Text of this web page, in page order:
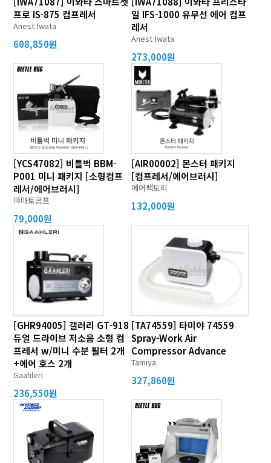
프로 IS-875 컴프레서
Anest Iwata
608,850원
일 IFS-1000 유무선 에어 컴프
레서
Anest Iwata
273,000원
[YCS47082] 비틀벅 BBM-
P001 미니 패키지 [소형컴프
레서/에어브러시]
야마토콤프
79,000원
[AIR00002] 몬스터 패키지
[컴프레서/에어브러시]
에어팩토리
132,000원
[GHR94005] 갤러리 GT-918
듀얼 드라이브 저소음 소형 컴
프레서 w/미니 수분 필터 2개
+에어 호스 2개
Gaahleri
236,550원
[TA74559] 타미야 74559
Spray-Work Air
Compressor Advance
Tamiya
327,860원